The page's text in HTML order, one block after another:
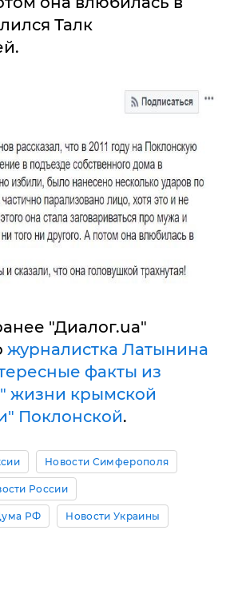
Талк
"Диалог.ua"
журналистка Латынина
факты из
жизни крымской
Поклонской.
Новости Симферополя
России
РФ Новости Украины